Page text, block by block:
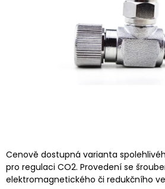
Cenově dostupná varianta
pro regulaci CO2. Provedení se
elektromagnetického či redukčního